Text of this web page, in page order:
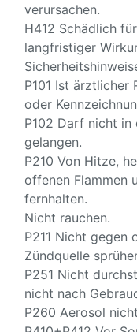
verursachen.
H412 Schädlich
langfristiger
P101 Ist ärztlicher
oder
P102 Darf nicht in
gelangen.
P210 Von Hitze,
offenen Flammen
fernhalten.
Nicht rauchen.
P211 Nicht gegen
Zündquelle
P251 Nicht
nicht nach
P260 Aerosol